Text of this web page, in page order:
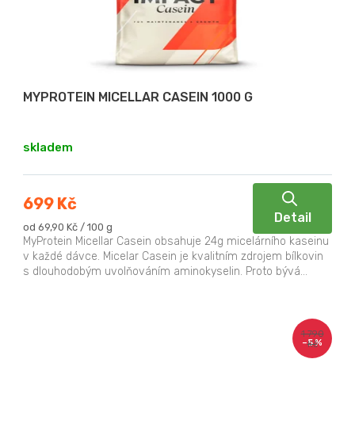
MYPROTEIN MICELLAR CASEIN 1000 G
skladem
699 Kč
Měrná
cena:
od 69,90 Kč / 100 g
Detail
MyProtein Micellar Casein obsahuje 24g micelárního kaseinu
v každé dávce. Micelar Casein je kvalitním zdrojem bílkovin
s dlouhodobým uvolňováním aminokyselin. Proto bývá...
1 790
Kč
–5 %